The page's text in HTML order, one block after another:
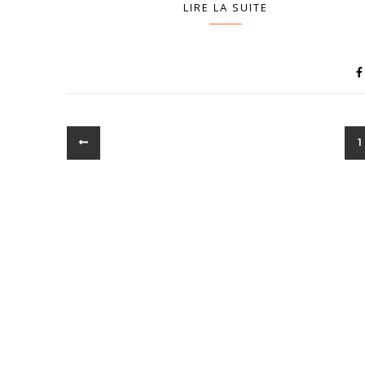
LIRE LA SUITE
1